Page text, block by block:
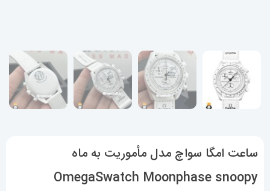
ساعت امگا سواچ مدل مأموریت به ماه
OmegaSwatch Moonphase snoopy